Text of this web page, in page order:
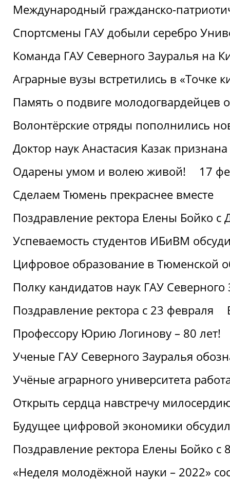
Международный гражданско-
Спортсмены ГАУ добыли серебро
Команда ГАУ Северного Зауралья на
Аграрные вузы встретились в «Точке
Память о подвиге молодогвардейцев
Волонтёрские отряды пополнились
Доктор наук Анастасия Казак
Одарены умом и волею живой!
17
Сделаем Тюмень прекраснее вместе
Поздравление ректора Елены Бойко с
Успеваемость студентов ИБиВМ
Цифровое образование в Тюменской
Полку кандидатов наук ГАУ
Поздравление ректора с 23 февраля
Профессору Юрию Логинову – 80 лет!
Ученые ГАУ Северного Зауралья
Учёные аграрного университета
Открыть сердца навстречу
Будущее цифровой экономики
Поздравление ректора Елены Бойко с
«Неделя молодёжной науки – 2022»